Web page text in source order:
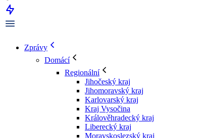
Zprávy
Domácí
Regionální
Jihočeský kraj
Jihomoravský kraj
Karlovarský kraj
Kraj Vysočina
Králověhradecký kraj
Liberecký kraj
Moravskoslezský kraj